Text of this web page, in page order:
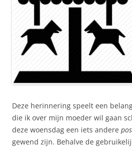
Deze herinnering speelt een
die ik over mijn moeder wil gaan
deze woensdag een iets andere
gewend zijn. Behalve de